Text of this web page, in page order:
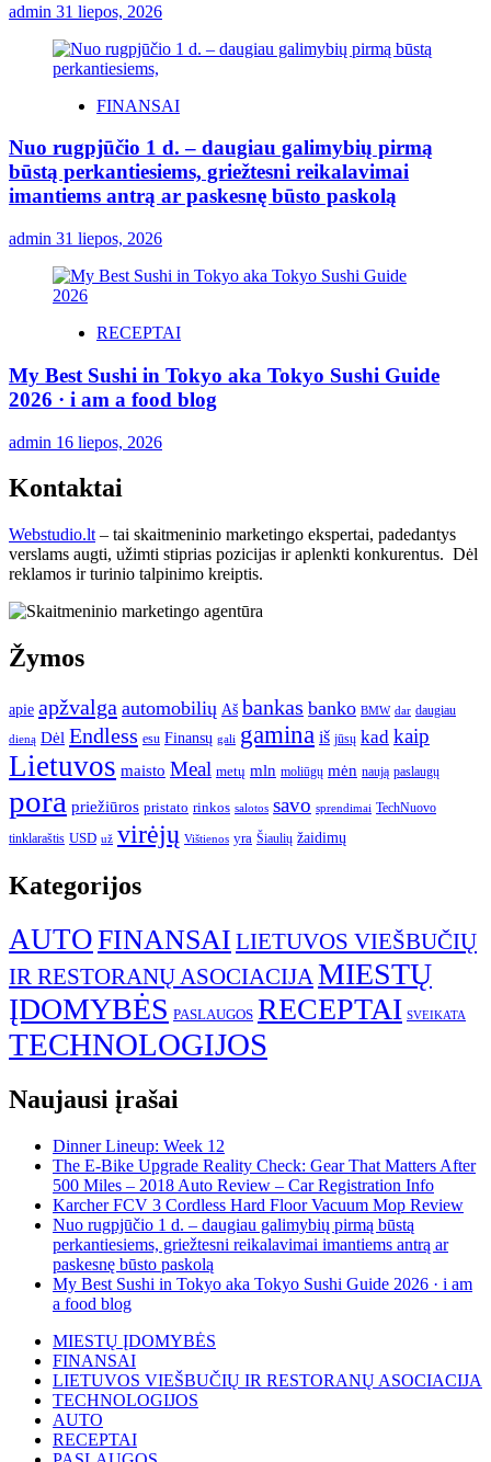
admin 31 liepos, 2026
FINANSAI
Nuo rugpjūčio 1 d. – daugiau galimybių pirmą
būstą perkantiesiems, griežtesni reikalavimai
imantiems antrą ar paskesnę būsto paskolą
admin 31 liepos, 2026
RECEPTAI
My Best Sushi in Tokyo aka Tokyo Sushi Guide
2026 · i am a food blog
admin 16 liepos, 2026
Kontaktai
Webstudio.lt – tai skaitmeninio marketingo ekspertai, padedantys
verslams augti, užimti stiprias pozicijas ir aplenkti konkurentus. Dėl
reklamos ir turinio talpinimo kreiptis.
Žymos
apie apžvalga automobilių Aš bankas banko BMW dar daugiau
dieną Dėl Endless esu Finansų gali gamina iš jūsų kad kaip
Lietuvos maisto Meal metų mln moliūgų mėn naują paslaugų
pora priežiūros pristato rinkos salotos savo sprendimai TechNuovo
tinklaraštis USD už virėjų Vištienos yra Šiaulių žaidimų
Kategorijos
AUTOFINANSAI LIETUVOS VIEŠBUČIŲ
IR RESTORANŲ ASOCIACIJAMIESTŲ
ĮDOMYBĖS PASLAUGOS RECEPTAI SVEIKATA
TECHNOLOGIJOS
Naujausi įrašai
Dinner Lineup: Week 12
The E-Bike Upgrade Reality Check: Gear That Matters After
500 Miles – 2018 Auto Review – Car Registration Info
Karcher FCV 3 Cordless Hard Floor Vacuum Mop Review
Nuo rugpjūčio 1 d. – daugiau galimybių pirmą būstą
perkantiesiems, griežtesni reikalavimai imantiems antrą ar
paskesnę būsto paskolą
My Best Sushi in Tokyo aka Tokyo Sushi Guide 2026 · i am
a food blog
MIESTŲ ĮDOMYBĖS
FINANSAI
LIETUVOS VIEŠBUČIŲ IR RESTORANŲ ASOCIACIJA
TECHNOLOGIJOS
AUTO
RECEPTAI